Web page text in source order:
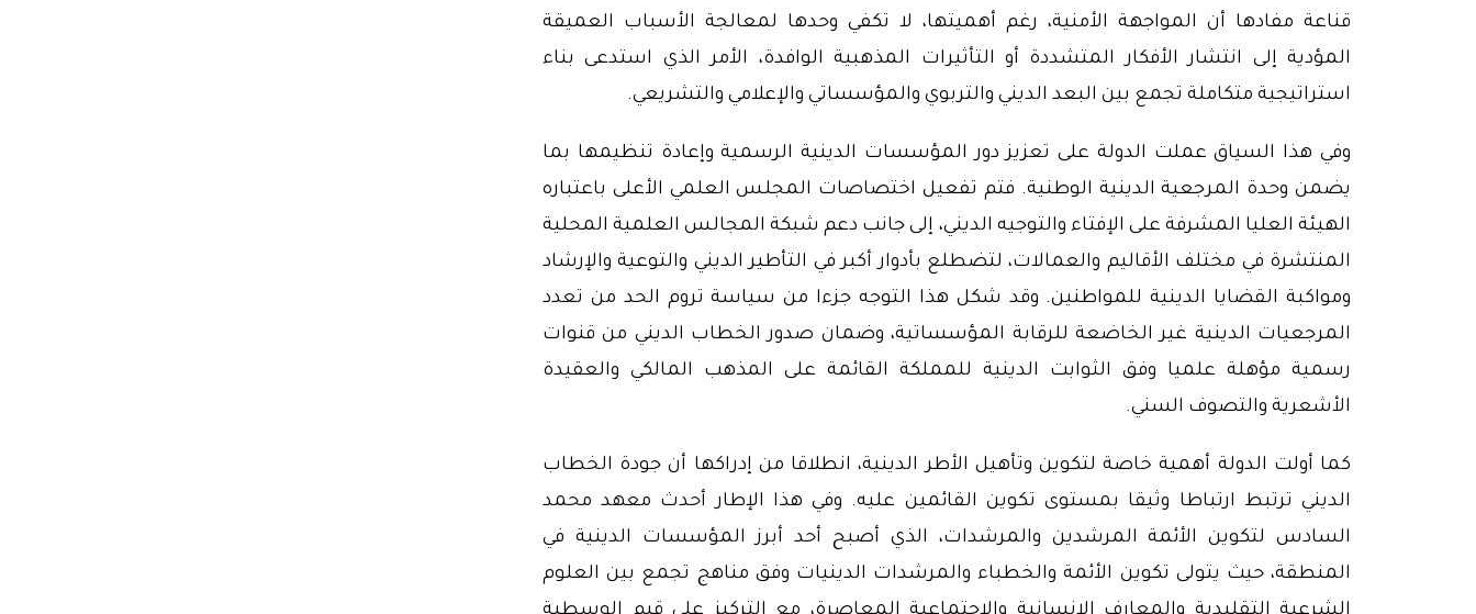
قناعة مفادها أن المواجهة الأمنية، رغم أهميتها، لا تكفي وحدها لمعالجة الأسباب العميقة
المؤدية إلى انتشار الأفكار المتشددة أو التأثيرات المذهبية الوافدة، الأمر الذي استدعى بناء
استراتيجية متكاملة تجمع بين البعد الديني والتربوي والمؤسساتي والإعلامي والتشريعي.
وفي هذا السياق عملت الدولة على تعزيز دور المؤسسات الدينية الرسمية وإعادة تنظيمها بما
يضمن وحدة المرجعية الدينية الوطنية. فتم تفعيل اختصاصات المجلس العلمي الأعلى باعتباره
الهيئة العليا المشرفة على الإفتاء والتوجيه الديني، إلى جانب دعم شبكة المجالس العلمية المحلية
المنتشرة في مختلف الأقاليم والعمالات، لتضطلع بأدوار أكبر في التأطير الديني والتوعية والإرشاد
ومواكبة القضايا الدينية للمواطنين. وقد شكل هذا التوجه جزءا من سياسة تروم الحد من تعدد
المرجعيات الدينية غير الخاضعة للرقابة المؤسساتية، وضمان صدور الخطاب الديني من قنوات
رسمية مؤهلة علميا وفق الثوابت الدينية للمملكة القائمة على المذهب المالكي والعقيدة
الأشعرية والتصوف السني.
كما أولت الدولة أهمية خاصة لتكوين وتأهيل الأطر الدينية، انطلاقا من إدراكها أن جودة الخطاب
الديني ترتبط ارتباطا وثيقا بمستوى تكوين القائمين عليه. وفي هذا الإطار أحدث معهد محمد
السادس لتكوين الأئمة المرشدين والمرشدات، الذي أصبح أحد أبرز المؤسسات الدينية في
المنطقة، حيث يتولى تكوين الأئمة والخطباء والمرشدات الدينيات وفق مناهج تجمع بين العلوم